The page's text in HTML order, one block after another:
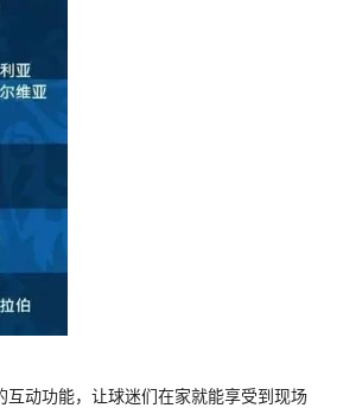
动功能，让球迷们在家就能享受到现场